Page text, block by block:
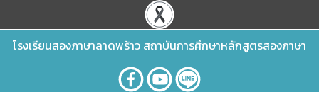
โรงเรียนสองภาษาลาดพร้าว สถาบันการศึกษาหลักสูตรสองภาษา